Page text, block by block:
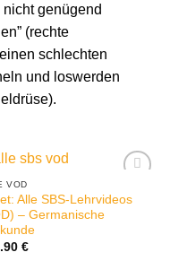
genügend
(rechte
schlechten
und loswerden
VOD
Alle SBS-Lehrvideos
– Germanische
€